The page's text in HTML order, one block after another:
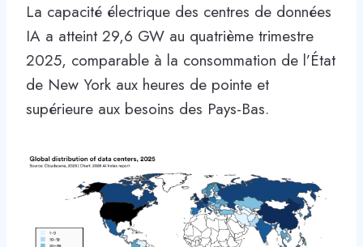
La capacité électrique des centres de données
IA a atteint 29,6 GW au quatrième trimestre
2025, comparable à la consommation de l’État
de New York aux heures de pointe et
supérieure aux besoins des Pays-Bas.